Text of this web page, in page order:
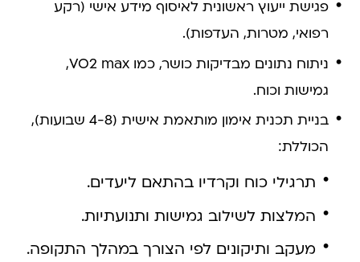
פגישת ייעוץ ראשונית לאיסוף מידע אישי (רקע
רפואי, מטרות, העדפות).
ניתוח נתונים מבדיקות כושר, כמו VO2 max,
גמישות וכוח.
בניית תכנית אימון מותאמת אישית (4-8 שבועות),
הכוללת:
תרגילי כוח וקרדיו בהתאם ליעדים.
המלצות לשילוב גמישות ותנועתיות.
מעקב ותיקונים לפי הצורך במהלך התקופה.